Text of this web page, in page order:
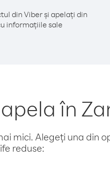
din Viber și apelați din
informațiile sale
în
mici. Alegeți una din
reduse: